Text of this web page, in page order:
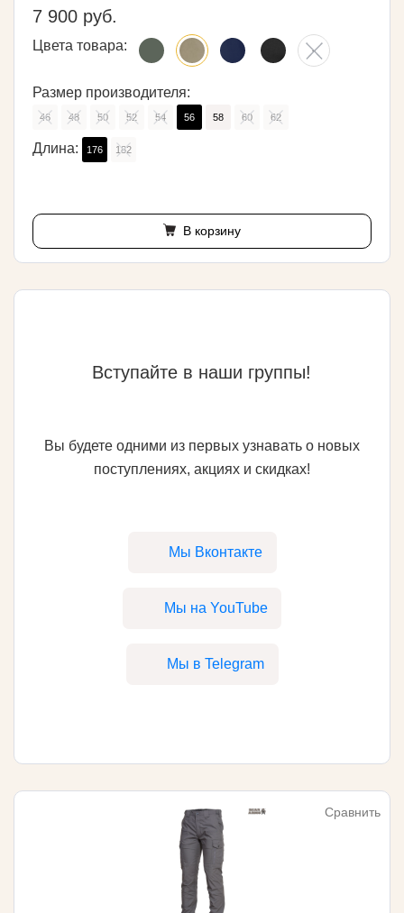
7 900 руб.
Цвета товара:
Размер производителя:
46 48 50 52 54 56 58 60 62
Длина: 176 182
В корзину
Вступайте в наши группы!
Вы будете одними из первых узнавать о новых
поступлениях, акциях и скидках!
Мы Вконтакте
Мы на YouTube
Мы в Telegram
Сравнить